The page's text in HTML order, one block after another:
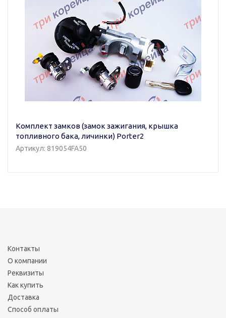
Комплект замков (замок зажигания, крышка
топливного бака, личинки) Porter2
Артикул: 819054FA50
Контакты
О компании
Реквизиты
Как купить
Доставка
Способ оплаты